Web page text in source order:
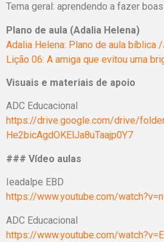
Tema geral: aprendendo a fazer
Plano de aula (Adalia Helena)
Adalia Helena: Plano de aula bíblica
Lição 06: A amiga que evitou uma
Visuais e materiais de apoio
ADC Educacional
https://drive.google.com/drive/
He2bicAgdOKElJa8uTaajp0Y7
### Vídeo aulas
Ieadalpe EBD
https://www.youtube.com/
ADC Educacional
https://www.youtube.com/